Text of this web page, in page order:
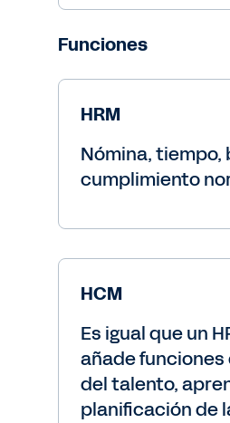
Funciones
HRM
Nómina, tiempo,
cumplimiento
HCM
Es igual que un
añade
del talento,
planificación de